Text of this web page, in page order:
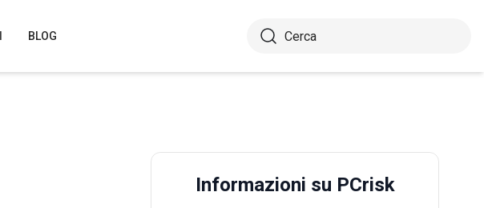
BLOG
Informazioni su PCrisk